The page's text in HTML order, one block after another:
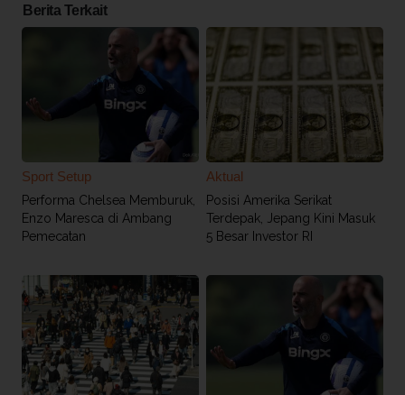
Berita Terkait
Sport Setup
Performa Chelsea Memburuk,
Enzo Maresca di Ambang
Pemecatan
Aktual
Posisi Amerika Serikat
Terdepak, Jepang Kini Masuk
5 Besar Investor RI